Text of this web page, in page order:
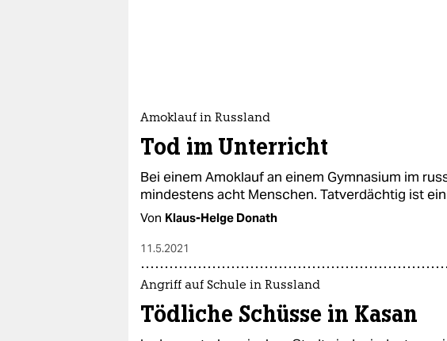
Amoklauf in Russland
Tod im Unterricht
Bei einem Amoklauf an einem Gymnasium im
mindestens acht Menschen. Tatverdächtig ist
Von Klaus-Helge Donath
11.5.2021
Angriff auf Schule in Russland
Tödliche Schüsse in Kasan